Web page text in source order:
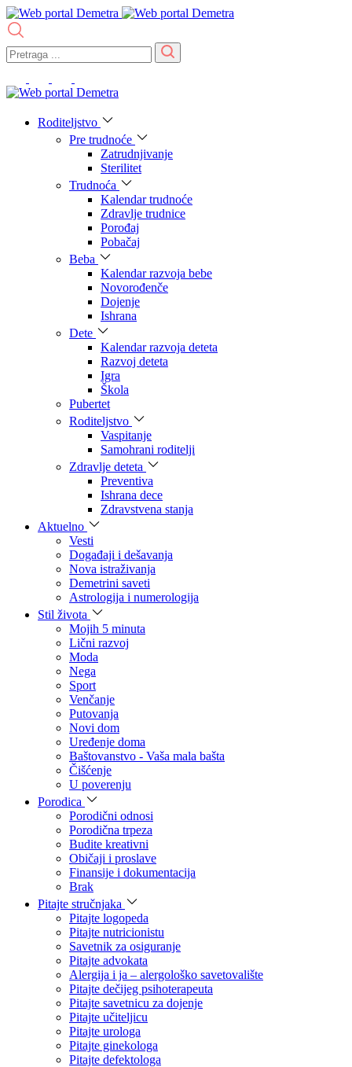
Roditeljstvo
Pre trudnoće
Zatrudnjivanje
Sterilitet
Trudnoća
Kalendar trudnoće
Zdravlje trudnice
Porođaj
Pobačaj
Beba
Kalendar razvoja bebe
Novorođenče
Dojenje
Ishrana
Dete
Kalendar razvoja deteta
Razvoj deteta
Igra
Škola
Pubertet
Roditeljstvo
Vaspitanje
Samohrani roditelji
Zdravlje deteta
Preventiva
Ishrana dece
Zdravstvena stanja
Aktuelno
Vesti
Događaji i dešavanja
Nova istraživanja
Demetrini saveti
Astrologija i numerologija
Stil života
Mojih 5 minuta
Lični razvoj
Moda
Nega
Sport
Venčanje
Putovanja
Novi dom
Uređenje doma
Baštovanstvo - Vaša mala bašta
Čišćenje
U poverenju
Porodica
Porodični odnosi
Porodična trpeza
Budite kreativni
Običaji i proslave
Finansije i dokumentacija
Brak
Pitajte stručnjaka
Pitajte logopeda
Pitajte nutricionistu
Savetnik za osiguranje
Pitajte advokata
Alergija i ja – alergološko savetovalište
Pitajte dečijeg psihoterapeuta
Pitajte savetnicu za dojenje
Pitajte učiteljicu
Pitajte urologa
Pitajte ginekologa
Pitajte defektologa